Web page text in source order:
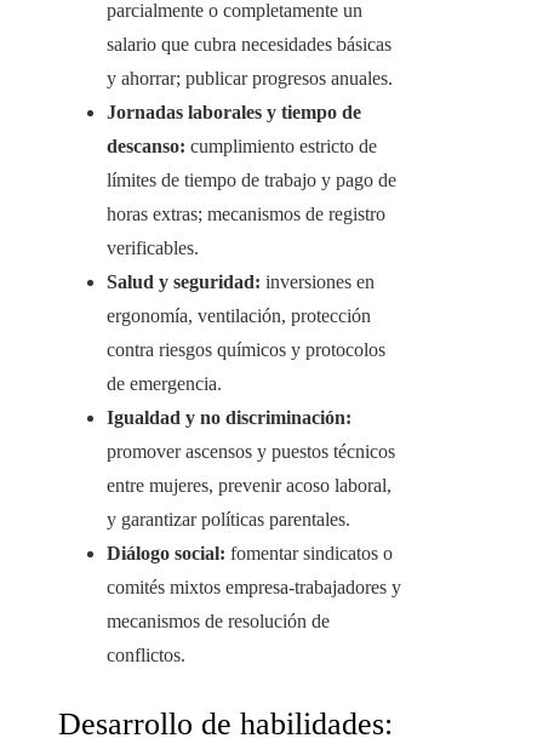
parcialmente o completamente un
salario que cubra necesidades básicas
y ahorrar; publicar progresos anuales.
Jornadas laborales y tiempo de
descanso: cumplimiento estricto de
límites de tiempo de trabajo y pago de
horas extras; mecanismos de registro
verificables.
Salud y seguridad: inversiones en
ergonomía, ventilación, protección
contra riesgos químicos y protocolos
de emergencia.
Igualdad y no discriminación:
promover ascensos y puestos técnicos
entre mujeres, prevenir acoso laboral,
y garantizar políticas parentales.
Diálogo social: fomentar sindicatos o
comités mixtos empresa-trabajadores y
mecanismos de resolución de
conflictos.
Desarrollo de habilidades: